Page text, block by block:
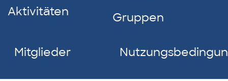
Aktivitäten
Gruppen
Mitglieder